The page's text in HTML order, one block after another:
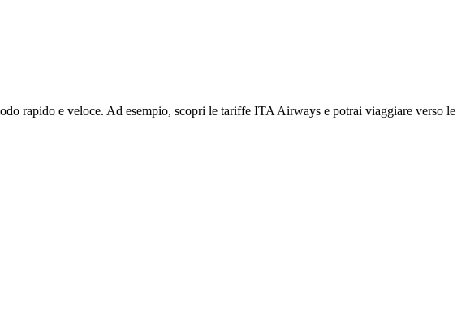
rapido e veloce. Ad esempio, scopri le tariffe ITA Airways e potrai viaggiare verso le